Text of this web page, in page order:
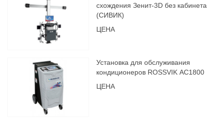
схождения Зенит-3D без кабинета
(СИВИК)
ЦЕНА
Установка для обслуживания
кондиционеров ROSSVIK АС1800
ЦЕНА